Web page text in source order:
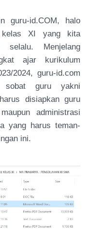
guru-id.COM, halo
XI yang kita
selalu. Menjelang
ajar kurikulum
2024, guru-id.com
sobat guru yakni
disiapkan guru
administrasi
yang harus teman-
ini.